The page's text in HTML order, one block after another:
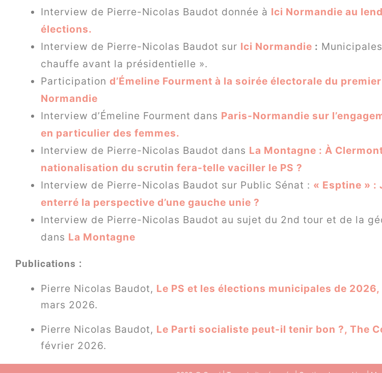
Interview de Pierre-Nicolas Baudot donnée à Ici Normandie au
élections.
Interview de Pierre-Nicolas Baudot sur Ici Normandie :
chauffe avant la présidentielle ».
Participation d’Émeline Fourment à la soirée électorale du premier
Normandie
Interview d’Émeline Fourment dans Paris-Normandie sur
en particulier des femmes.
Interview de Pierre-Nicolas Baudot dans La Montagne : À
nationalisation du scrutin fera-telle vaciller le PS ?
Interview de Pierre-Nicolas Baudot sur Public Sénat : « Esptine » :
enterré la perspective d’une gauche unie ?
Interview de Pierre-Nicolas Baudot au sujet du 2nd tour et de la
dans La Montagne
Publications :
Pierre Nicolas Baudot, Le PS et les élections municipales de 2026,
mars 2026.
Pierre Nicolas Baudot, Le Parti socialiste peut-il tenir bon ?, The
février 2026.